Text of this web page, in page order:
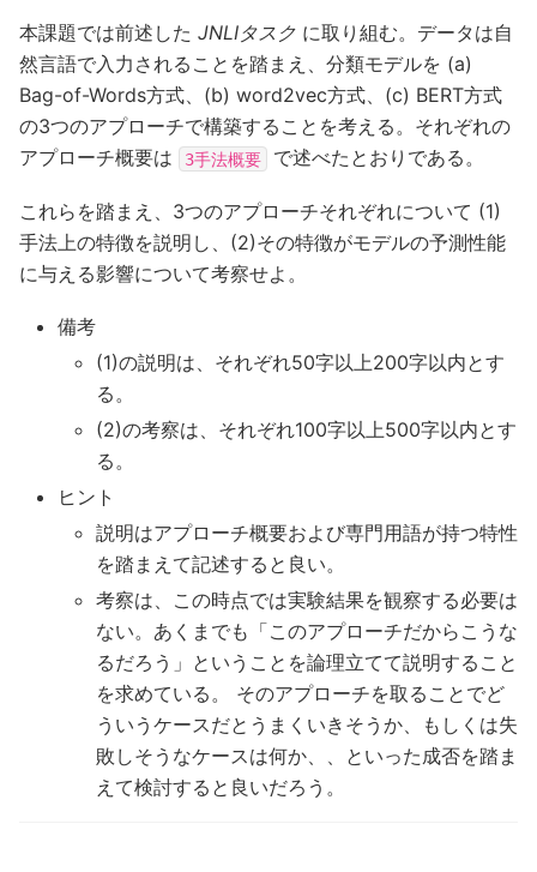
本課題では前述した JNLIタスク に取り組む。データは自
然言語で入力されることを踏まえ、分類モデルを (a)
Bag-of-Words方式、(b) word2vec方式、(c) BERT方式
の3つのアプローチで構築することを考える。それぞれの
アプローチ概要は
3手法概要 で述べたとおりである。
これらを踏まえ、3つのアプローチそれぞれについて (1)
手法上の特徴を説明し、(2)その特徴がモデルの予測性能
に与える影響について考察せよ。
備考
(1)の説明は、それぞれ50字以上200字以内とす
る。
(2)の考察は、それぞれ100字以上500字以内とす
る。
ヒント
説明はアプローチ概要および専門用語が持つ特性
を踏まえて記述すると良い。
考察は、この時点では実験結果を観察する必要は
ない。あくまでも「このアプローチだからこうな
るだろう」ということを論理立てて説明すること
を求めている。 そのアプローチを取ることでど
ういうケースだとうまくいきそうか、もしくは失
敗しそうなケースは何か、、といった成否を踏ま
えて検討すると良いだろう。